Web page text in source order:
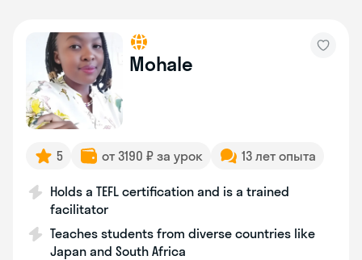
Mohale
5 от 3190 ₽ за урок 13 лет опыта
Holds a TEFL certification and is a trained
facilitator
Teaches students from diverse countries like
Japan and South Africa